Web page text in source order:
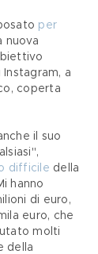
per
nuova
a
coperta
il suo
difficile della
hanno
di euro,
euro, che
molti
della